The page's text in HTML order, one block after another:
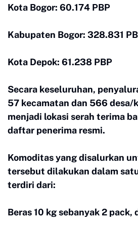
Kota Bogor: 60.174 PBP
Kabupaten Bogor: 328.831
Kota Depok: 61.238 PBP
Secara keseluruhan,
57 kecamatan dan 566 desa/
menjadi lokasi serah terima
daftar penerima resmi.
Komoditas yang disalurkan
tersebut dilakukan dalam
terdiri dari:
Beras 10 kg sebanyak 2 pack,